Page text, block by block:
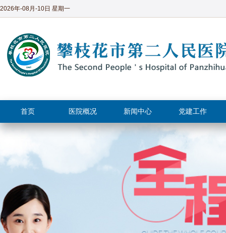
2026年-08月-10日 星期一
首页 医院概况 新闻中心 党建工作